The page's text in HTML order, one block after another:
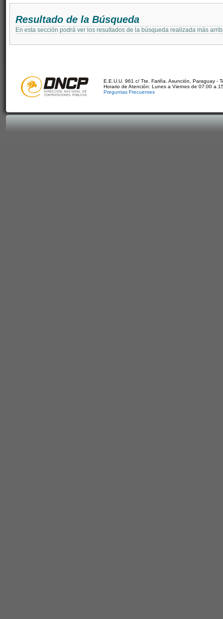
Resultado de la Búsqueda
En esta sección podrá ver los resultados de la búsqueda realizada más
E.E.U.U. 961 c/ Tte. Fariña. Asunción, Paraguay -
Horario de Atención: Lunes a Viernes de 07:00 a
Preguntas Frecuentes